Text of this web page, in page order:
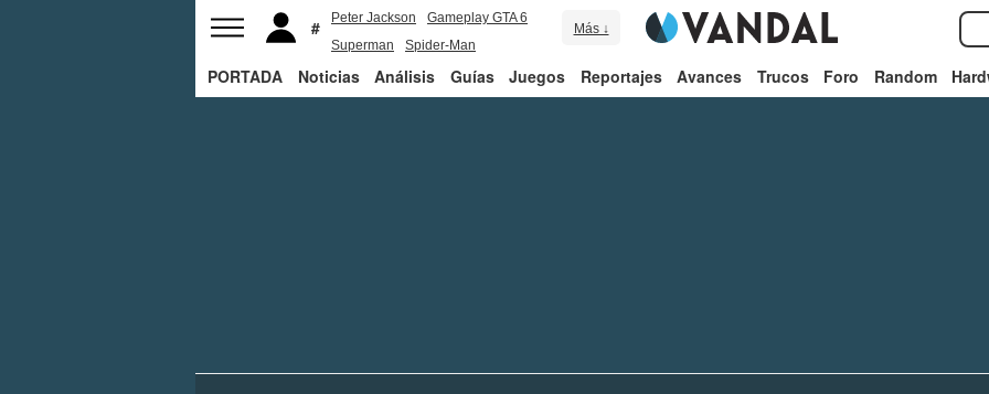
Peter Jackson
Gameplay GTA 6
Superman
Spider-Man
Más ↓
PORTADA Noticias Análisis Guías Juegos Reportajes Avances Trucos Foro Random